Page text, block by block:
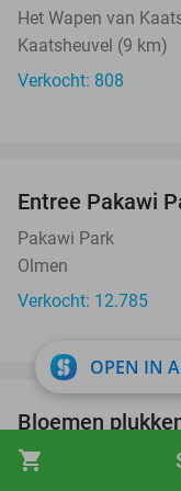
shopping_cart
Het Wapen van
Kaatsheuvel (9 km)
Verkocht: 808
Entree Pakawi
Pakawi Park
Olmen
Verkocht: 12.785
Bloemen
bij Wilgenhart
OPEN IN